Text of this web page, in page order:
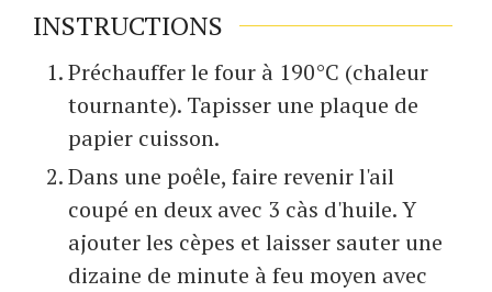
INSTRUCTIONS
Préchauffer le four à 190°C (chaleur
tournante). Tapisser une plaque de
papier cuisson.
Dans une poêle, faire revenir l'ail
coupé en deux avec 3 càs d'huile. Y
ajouter les cèpes et laisser sauter une
dizaine de minute à feu moyen avec